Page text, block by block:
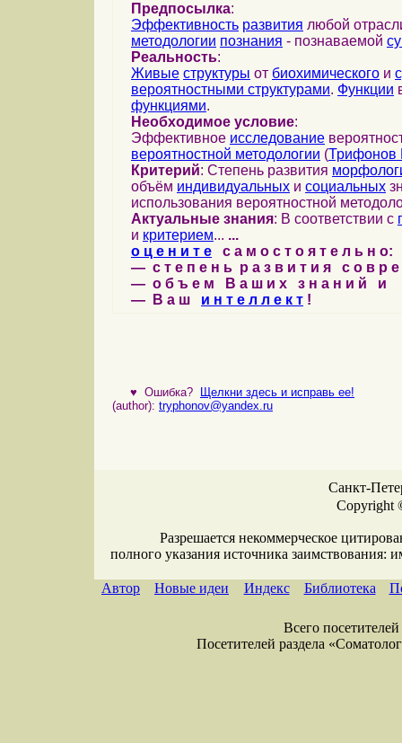
Предпосылка:
Эффективность развития любой
методологии познания - познаваемой
Реальность:
Живые структуры от биохимического и
вероятностными структурами. Функции
функциями.
Необходимое условие:
Эффективное исследование
вероятностной методологии (Трифонов
Критерий: Степень развития
объём индивидуальных и социальных
использования вероятностной
Актуальные знания: В соответствии с
и критерием... ...
о ц е н и т е с а м о с т о я т е л ь н о:
— с т е п е н ь р а з в и т и я с о в р
— о б ъ е м В а ш и х з н а н и й и
— В а ш и н т е л л е к т !
♥ Ошибка?
Щелкни здесь и исправь ее!
(author): tryphonov@yandex.ru
Санкт-
Copyright
Разрешается некоммерческое
полного указания источника заимствования:
Автор Новые идеи Индекс Библиотека
Всего
Посетителей раздела